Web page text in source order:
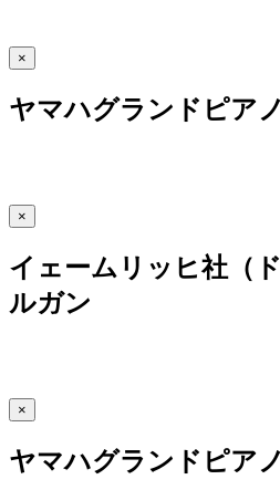
×
ヤマハグランドピア
×
イェームリッヒ社（
ルガン
×
ヤマハグランドピア